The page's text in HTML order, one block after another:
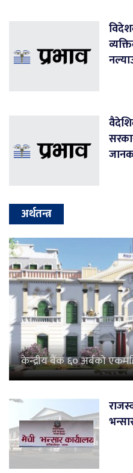
अर्थतन्त्र
केन्द्रीय बैंक ६० अर्बको